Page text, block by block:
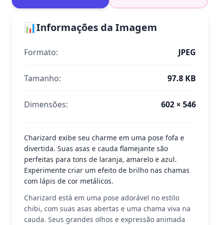
📊Informações da Imagem
Formato: JPEG
Tamanho: 97.8 KB
Dimensões: 602 × 546
Charizard exibe seu charme em uma pose fofa e
divertida. Suas asas e cauda flamejante são
perfeitas para tons de laranja, amarelo e azul.
Experimente criar um efeito de brilho nas chamas
com lápis de cor metálicos.
Charizard está em uma pose adorável no estilo
chibi, com suas asas abertas e uma chama viva na
cauda. Seus grandes olhos e expressão animada